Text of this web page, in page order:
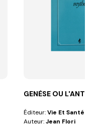
GENÈSE OU
Éditeur:Vie Et Santé
Auteur:Jean Flori